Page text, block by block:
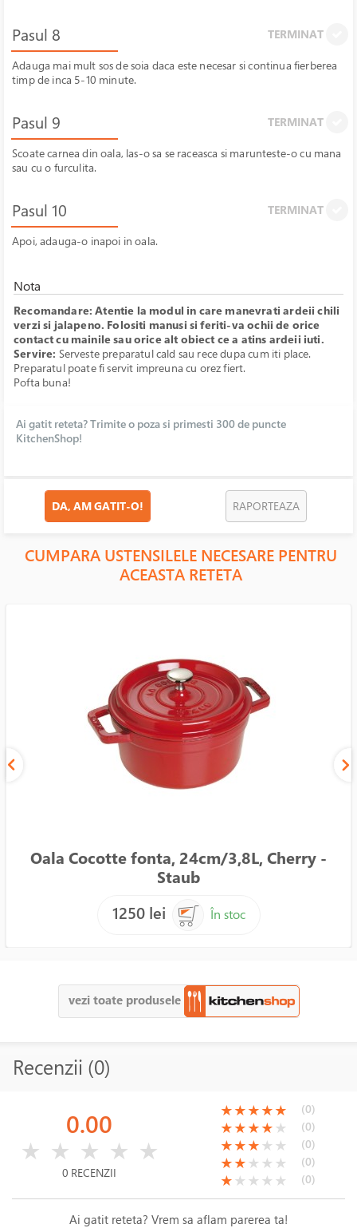
Pasul 8 TERMINAT
Adauga mai mult sos de soia daca este necesar si continua fierberea
timp de inca 5-10 minute.
Pasul 9 TERMINAT
Scoate carnea din oala, las-o sa se raceasca si marunteste-o cu mana
sau cu o furculita.
Pasul 10 TERMINAT
Apoi, adauga-o inapoi in oala.
Nota
Recomandare: Atentie la modul in care manevrati ardeii chili
verzi si jalapeno. Folositi manusi si feriti-va ochii de orice
contact cu mainile sau orice alt obiect ce a atins ardeii iuti.
Servire: Serveste preparatul cald sau rece dupa cum iti place.
Preparatul poate fi servit impreuna cu orez fiert.
Pofta buna!
Ai gatit reteta? Trimite o poza si primesti 300 de puncte
KitchenShop!
DA, AM GATIT-O! RAPORTEAZA
CUMPARA USTENSILELE NECESARE PENTRU
ACEASTA RETETA
Oala Cocotte fonta, 24cm/3,8L, Cherry -
Staub
1250 lei
În stoc
vezi toate produsele
Recenzii (0)
0.00
★ ★ ★ ★ ★
0 RECENZII
(*)
★(*)
★(*)
★(*)
★(*)
★ (0)
(*)
★(*)
★(*)
★(*)
★( )
★ (0)
(*)
★(*)
★(*)
★( )
★ ( )
★ (0)
(*)
★(*)
★( )
★ ( )
★ ( )
★ (0)
(*)
★( )
★ ( )
★ ( )
★ ( )
★ (0)
Ai gatit reteta? Vrem sa aflam parerea ta!